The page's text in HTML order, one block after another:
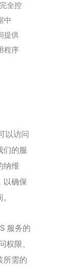
全控
中
提供
程序
以访问
们的服
纳维
以确保
服务的
权限、
所需的